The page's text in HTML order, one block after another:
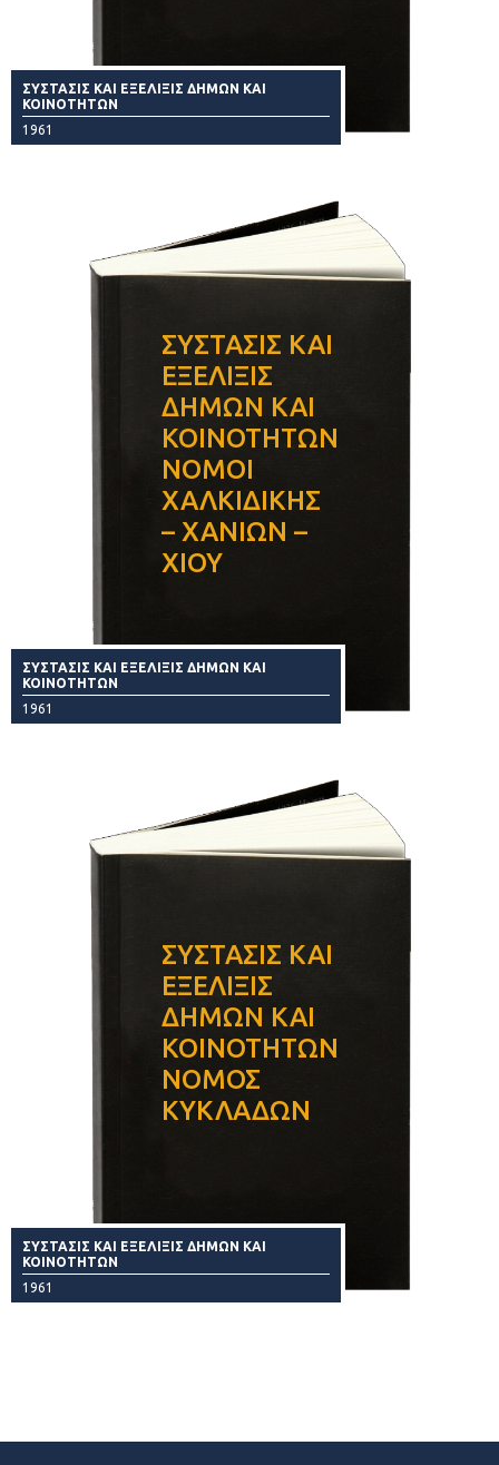
ΣΥΣΤΑΣΙΣ ΚΑΙ ΕΞΕΛΙΞΙΣ ΔΗΜΩΝ ΚΑΙ
ΚΟΙΝΟΤΗΤΩΝ
1961
ΣΥΣΤΑΣΙΣ ΚΑΙ ΕΞΕΛΙΞΙΣ ΔΗΜΩΝ ΚΑΙ
ΚΟΙΝΟΤΗΤΩΝ
1961
ΣΥΣΤΑΣΙΣ ΚΑΙ
ΕΞΕΛΙΞΙΣ
ΔΗΜΩΝ ΚΑΙ
ΚΟΙΝΟΤΗΤΩΝ
ΝΟΜΟΙ
ΧΑΛΚΙΔΙΚΗΣ
– ΧΑΝΙΩΝ –
ΧΙΟΥ
ΣΥΣΤΑΣΙΣ ΚΑΙ ΕΞΕΛΙΞΙΣ ΔΗΜΩΝ ΚΑΙ
ΚΟΙΝΟΤΗΤΩΝ
1961
ΣΥΣΤΑΣΙΣ ΚΑΙ
ΕΞΕΛΙΞΙΣ
ΔΗΜΩΝ ΚΑΙ
ΚΟΙΝΟΤΗΤΩΝ
ΝΟΜΟΣ
ΚΥΚΛΑΔΩΝ